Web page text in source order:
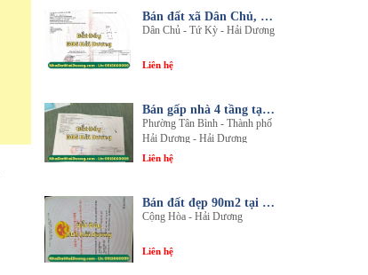
Bán đất xã Dân Chủ, Tứ Kỳ, Hải Dương - Diện tích 214m2 - Mặt tiền 8.5m - nhadathaiduong.com
Dân Chủ - Tứ Kỳ - Hải Dương
Liên hệ
Bán gấp nhà 4 tầng tại khu đô thị An Phú 2 - Nội thất gỗ lim sang trọng
Phường Tân Bình - Thành phố
Hải Dương - Hải Dương
Liên hệ
Bán đất đẹp 90m2 tại thôn An Điền, xã Cộng Hòa, huyện Nam Sách, tỉnh Hải Dương
Cộng Hòa - Hải Dương
Liên hệ